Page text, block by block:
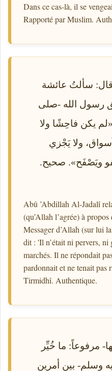
Dans ce cas-là, il se
Rapporté par Muslim.
قال: سألتُ عائشة
رسول الله -صلى
يكن فاحِشًا ولا
ولا يَجْزي
ويَصْفَح». صحيح.
Abû ’Abdillah Al-Jadalî
(qu’Allah l’agrée) à
Messager d’Allah (sur lui
dit : 'Il n’était ni pervers, ni
marchés. Il ne répondait
pardonnait et ne tenait
Tirmidhî. Authentique.
مرفوعاً: ما خُيِّر
وسلم- بين أمرين